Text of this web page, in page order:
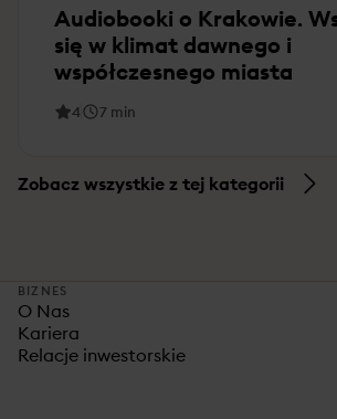
Audiobooki o Krakowie.
się w klimat dawnego i
współczesnego miasta
4 7 min
Zobacz wszystkie z tej kategorii
BIZNES
O Nas
Kariera
Relacje inwestorskie